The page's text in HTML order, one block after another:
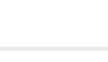
هیچ وجه فراموش نکنید. ما
از ویژگی‌های طبیعی چوب هست